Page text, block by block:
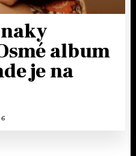
album
je na